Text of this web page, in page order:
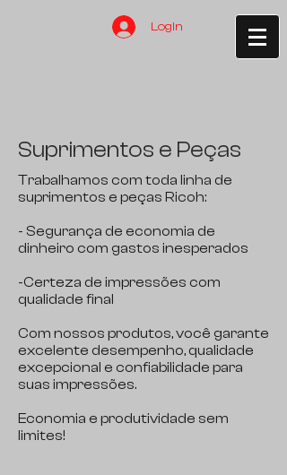
Login
Suprimentos e Peças
Trabalhamos com toda linha de
suprimentos e peças Ricoh:
- Segurança de economia de
dinheiro com gastos inesperados
-Certeza de impressões com
qualidade final
Com nossos produtos, você garante
excelente desempenho, qualidade
excepcional e confiabilidade para
suas impressões.
Economia e produtividade sem
limites!